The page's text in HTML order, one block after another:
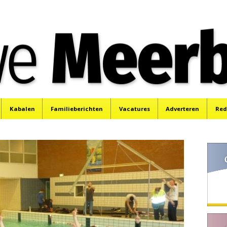
Kabalen Familieberichten Vacatures Adverteren